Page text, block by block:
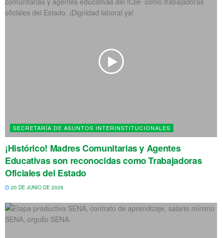
SECRETARÍA DE ASUNTOS INTERINSTITUCIONALES
¡Histórico! Madres Comunitarias y Agentes
Educativas son reconocidas como Trabajadoras
Oficiales del Estado
20 DE JUNIO DE 2026